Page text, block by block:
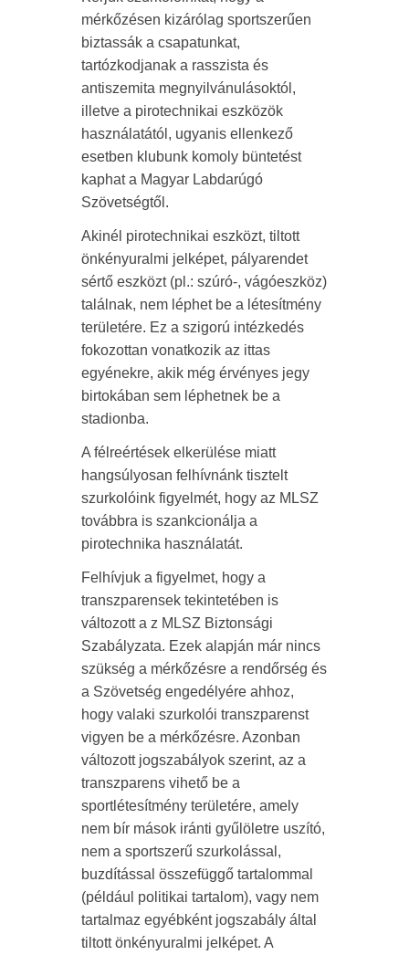
mérkőzésen kizárólag sportszerűen
biztassák a csapatunkat,
tartózkodjanak a rasszista és
antiszemita megnyilvánulásoktól,
illetve a pirotechnikai eszközök
használatától, ugyanis ellenkező
esetben klubunk komoly büntetést
kaphat a Magyar Labdarúgó
Szövetségtől.
Akinél pirotechnikai eszközt, tiltott
önkényuralmi jelképet, pályarendet
sértő eszközt (pl.: szúró-, vágóeszköz)
találnak, nem léphet be a létesítmény
területére. Ez a szigorú intézkedés
fokozottan vonatkozik az ittas
egyénekre, akik még érvényes jegy
birtokában sem léphetnek be a
stadionba.
A félreértések elkerülése miatt
hangsúlyosan felhívnánk tisztelt
szurkolóink figyelmét, hogy az MLSZ
továbbra is szankcionálja a
pirotechnika használatát.
Felhívjuk a figyelmet, hogy a
transzparensek tekintetében is
változott a z MLSZ Biztonsági
Szabályzata. Ezek alapján már nincs
szükség a mérkőzésre a rendőrség és
a Szövetség engedélyére ahhoz,
hogy valaki szurkolói transzparenst
vigyen be a mérkőzésre. Azonban
változott jogszabályok szerint, az a
transzparens vihető be a
sportlétesítmény területére, amely
nem bír mások iránti gyűlöletre uszító,
nem a sportszerű szurkolással,
buzdítással összefüggő tartalommal
(például politikai tartalom), vagy nem
tartalmaz egyébként jogszabály által
tiltott önkényuralmi jelképet. A